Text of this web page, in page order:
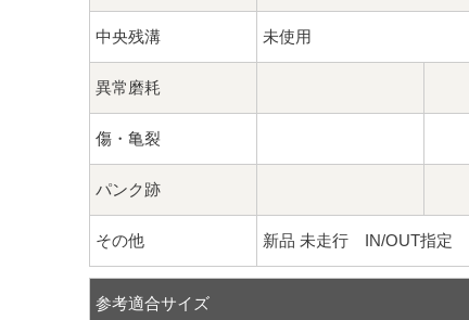
中央残溝 未使用
異常磨耗
傷・亀裂
パンク跡
その他 新品 未走行 IN/OUT指定
参考適合サイズ